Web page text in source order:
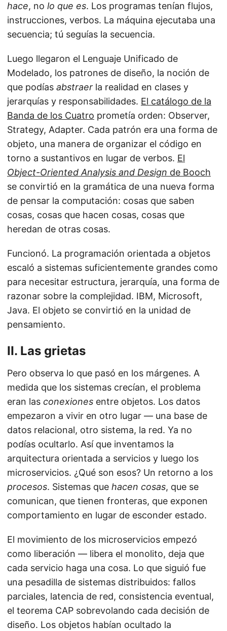
hace, no lo que es. Los programas tenían flujos,
instrucciones, verbos. La máquina ejecutaba una
secuencia; tú seguías la secuencia.
Luego llegaron el Lenguaje Unificado de
Modelado, los patrones de diseño, la noción de
que podías abstraer la realidad en clases y
jerarquías y responsabilidades. El catálogo de la
Banda de los Cuatro prometía orden: Observer,
Strategy, Adapter. Cada patrón era una forma de
objeto, una manera de organizar el código en
torno a sustantivos en lugar de verbos. El
Object-Oriented Analysis and Design de Booch
se convirtió en la gramática de una nueva forma
de pensar la computación: cosas que saben
cosas, cosas que hacen cosas, cosas que
heredan de otras cosas.
Funcionó. La programación orientada a objetos
escaló a sistemas suficientemente grandes como
para necesitar estructura, jerarquía, una forma de
razonar sobre la complejidad. IBM, Microsoft,
Java. El objeto se convirtió en la unidad de
pensamiento.
II. Las grietas
Pero observa lo que pasó en los márgenes. A
medida que los sistemas crecían, el problema
eran las conexiones entre objetos. Los datos
empezaron a vivir en otro lugar — una base de
datos relacional, otro sistema, la red. Ya no
podías ocultarlo. Así que inventamos la
arquitectura orientada a servicios y luego los
microservicios. ¿Qué son esos? Un retorno a los
procesos. Sistemas que hacen cosas, que se
comunican, que tienen fronteras, que exponen
comportamiento en lugar de esconder estado.
El movimiento de los microservicios empezó
como liberación — libera el monolito, deja que
cada servicio haga una cosa. Lo que siguió fue
una pesadilla de sistemas distribuidos: fallos
parciales, latencia de red, consistencia eventual,
el teorema CAP sobrevolando cada decisión de
diseño. Los objetos habían ocultado la